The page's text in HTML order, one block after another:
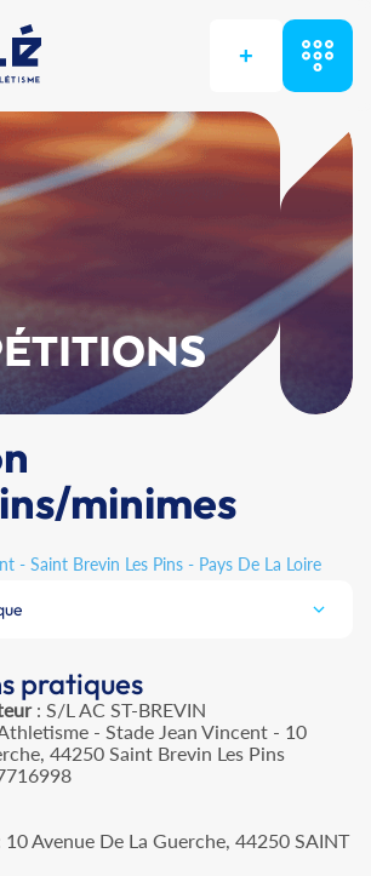
+
minimes
- Saint Brevin Les Pins - Pays De La Loire
pratiques
: S/L AC ST-BREVIN
- Stade Jean Vincent - 10
44250 Saint Brevin Les Pins
Avenue De La Guerche, 44250 SAINT